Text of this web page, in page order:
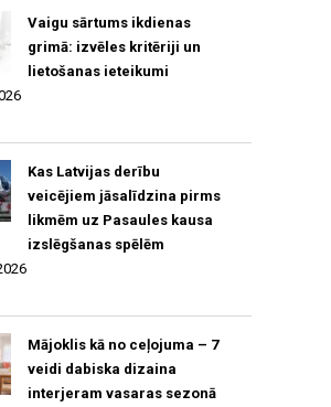
Vaigu sārtums ikdienas
grimā: izvēles kritēriji un
lietošanas ieteikumi
Kas Latvijas derību
veicējiem jāsalīdzina pirms
likmēm uz Pasaules kausa
izslēgšanas spēlēm
Mājoklis kā no ceļojuma – 7
veidi dabiska dizaina
interjeram vasaras sezonā